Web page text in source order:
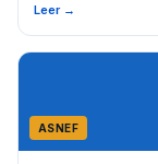
Leer →
ASNEF